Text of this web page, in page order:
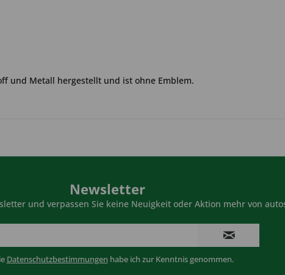
und Metall hergestellt und ist ohne Emblem.
Newsletter
und verpassen Sie keine Neuigkeit oder Aktion mehr von
Datenschutzbestimmungen habe ich zur Kenntnis genommen.